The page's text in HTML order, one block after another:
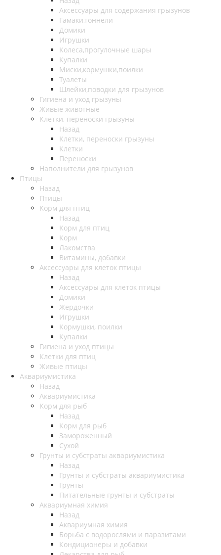
Аксессуары для содержания грызунов
Гамаки,тоннели
Домики
Игрушки
Колеса,прогулочные шары
Купалки
Миски,кормушки,поилки
Туалеты
Шлейки,поводки для грызунов
Гигиена и уход грызуны
Живые животные
Клетки, переноски грызуны
Назад
Клетки, переноски грызуны
Клетки
Переноски
Наполнители для грызунов
Птицы
Назад
Птицы
Корм для птиц
Назад
Корм для птиц
Корм
Лакомства
Витамины, добавки
Аксессуары для клеток птицы
Назад
Аксессуары для клеток птицы
Домики
Жердочки
Игрушки
Кормушки, поилки
Купалки
Гигиена и уход птицы
Клетки для птиц
Живые птицы
Аквариумистика
Назад
Аквариумистика
Корм для рыб
Назад
Корм для рыб
Замороженный
Сухой
Грунты и субстраты аквариумистика
Назад
Грунты и субстраты аквариумистика
Грунты
Питательные грунты и субстраты
Аквариумная химия
Назад
Аквариумная химия
Борьба с водорослями и паразитами
Кондиционеры и добавки